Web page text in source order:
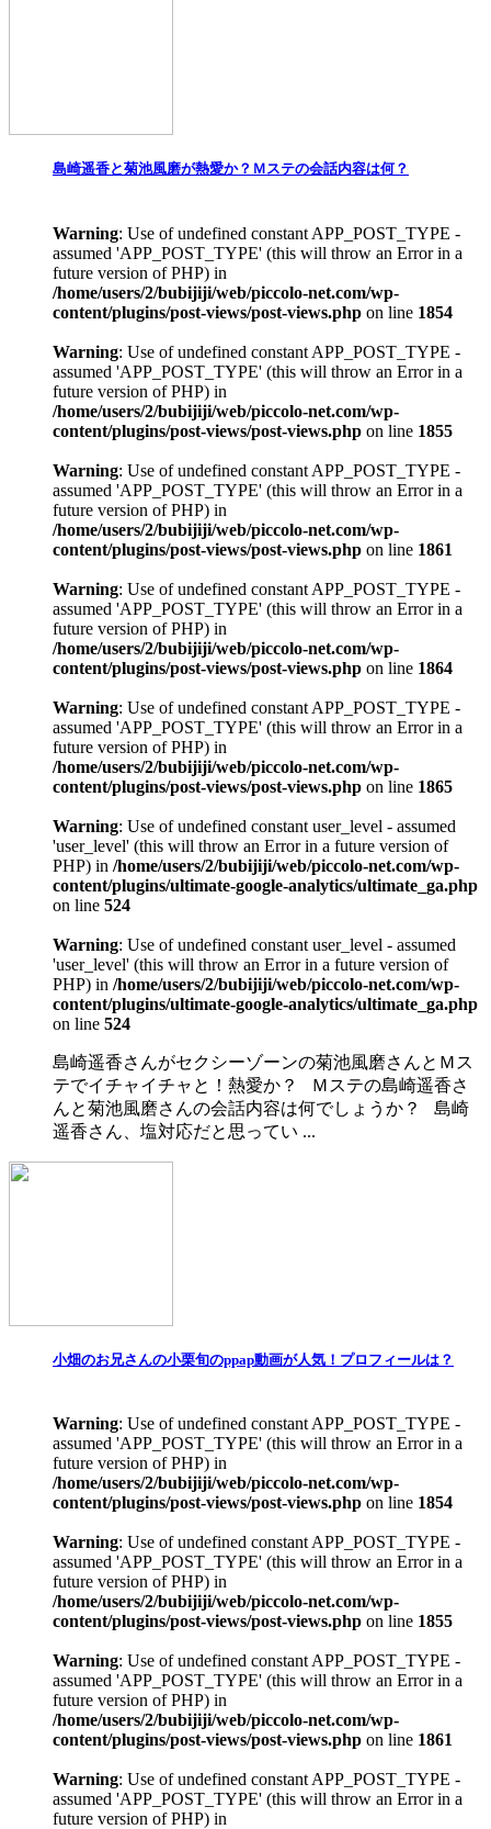
島崎遥香と菊池風磨が熱愛か？Ｍステの会話内容は何？
Warning: Use of undefined constant APP_POST_TYPE -
assumed 'APP_POST_TYPE' (this will throw an Error in a
future version of PHP) in
/home/users/2/bubijiji/web/piccolo-net.com/wp-
content/plugins/post-views/post-views.php on line 1854
Warning: Use of undefined constant APP_POST_TYPE -
assumed 'APP_POST_TYPE' (this will throw an Error in a
future version of PHP) in
/home/users/2/bubijiji/web/piccolo-net.com/wp-
content/plugins/post-views/post-views.php on line 1855
Warning: Use of undefined constant APP_POST_TYPE -
assumed 'APP_POST_TYPE' (this will throw an Error in a
future version of PHP) in
/home/users/2/bubijiji/web/piccolo-net.com/wp-
content/plugins/post-views/post-views.php on line 1861
Warning: Use of undefined constant APP_POST_TYPE -
assumed 'APP_POST_TYPE' (this will throw an Error in a
future version of PHP) in
/home/users/2/bubijiji/web/piccolo-net.com/wp-
content/plugins/post-views/post-views.php on line 1864
Warning: Use of undefined constant APP_POST_TYPE -
assumed 'APP_POST_TYPE' (this will throw an Error in a
future version of PHP) in
/home/users/2/bubijiji/web/piccolo-net.com/wp-
content/plugins/post-views/post-views.php on line 1865
Warning: Use of undefined constant user_level - assumed
'user_level' (this will throw an Error in a future version of
PHP) in /home/users/2/bubijiji/web/piccolo-net.com/wp-
content/plugins/ultimate-google-analytics/ultimate_ga.php
on line 524
Warning: Use of undefined constant user_level - assumed
'user_level' (this will throw an Error in a future version of
PHP) in /home/users/2/bubijiji/web/piccolo-net.com/wp-
content/plugins/ultimate-google-analytics/ultimate_ga.php
on line 524
島崎遥香さんがセクシーゾーンの菊池風磨さんとＭス
テでイチャイチャと！熱愛か？ Ｍステの島崎遥香さ
んと菊池風磨さんの会話内容は何でしょうか？ 島崎
遥香さん、塩対応だと思ってい ...
小畑のお兄さんの小栗旬のppap動画が人気！プロフィールは？
Warning: Use of undefined constant APP_POST_TYPE -
assumed 'APP_POST_TYPE' (this will throw an Error in a
future version of PHP) in
/home/users/2/bubijiji/web/piccolo-net.com/wp-
content/plugins/post-views/post-views.php on line 1854
Warning: Use of undefined constant APP_POST_TYPE -
assumed 'APP_POST_TYPE' (this will throw an Error in a
future version of PHP) in
/home/users/2/bubijiji/web/piccolo-net.com/wp-
content/plugins/post-views/post-views.php on line 1855
Warning: Use of undefined constant APP_POST_TYPE -
assumed 'APP_POST_TYPE' (this will throw an Error in a
future version of PHP) in
/home/users/2/bubijiji/web/piccolo-net.com/wp-
content/plugins/post-views/post-views.php on line 1861
Warning: Use of undefined constant APP_POST_TYPE -
assumed 'APP_POST_TYPE' (this will throw an Error in a
future version of PHP) in